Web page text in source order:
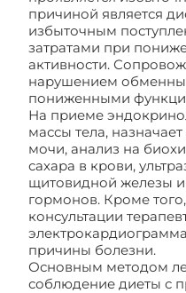
причиной является
избыточным
затратами при
активности.
нарушением
пониженными
На приеме
массы тела,
мочи, анализ на
сахара в крови,
щитовидной железы
гормонов. Кроме
консультации
причины болезни.
Основным методом
соблюдение диеты с